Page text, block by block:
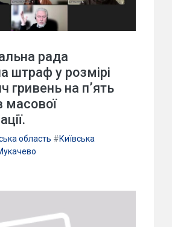
рада
штраф у розмірі
гривень на п’ять
масової
область #Київська